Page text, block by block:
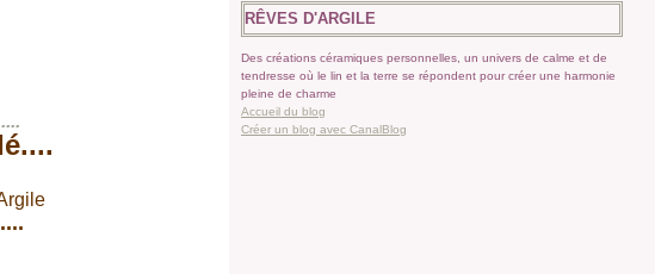
RÊVES D'ARGILE
Des créations céramiques personnelles, un univers de calme et de
tendresse où le lin et la terre se répondent pour créer une harmonie
pleine de charme
Accueil du blog
Créer un blog avec CanalBlog